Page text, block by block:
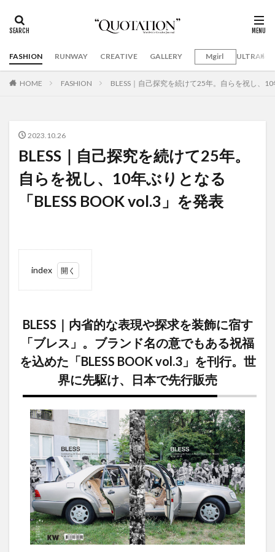
FASHION RUNWAY CREATIVE GALLERY Mgirl
HOME FASHION BLESS｜自己探究を続けて25年。自らを祝し、
2023.10.26
BLESS｜自己探究を続けて25年。
自らを祝し、10年ぶりとなる
「BLESS BOOK vol.3」を発表
index
1
な表現
や探求
を装飾
に宿す
「ブレ
意でも
福を込
「BLESS
BOOK
vol.3」
を刊
行。世
界に先
駆け、
日本で
先行販
BLESS｜内省的な表現や探求を装飾に宿す
「ブレス」。ブランド名の意でもある祝福
を込めた「BLESS BOOK vol.3」を刊行。世
界に先駆け、日本で先行販売